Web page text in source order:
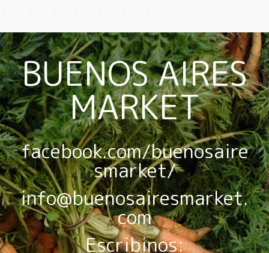
BUENOS AIRES
MARKET
facebook.com/buenosaire
smarket/
info@buenosairesmarket.
com
Escribinos: